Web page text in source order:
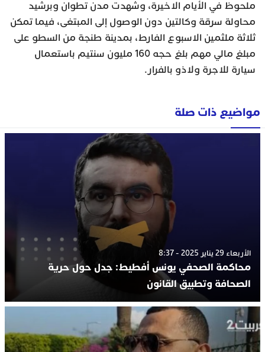
ملحوظ في الأيام الاخيرة، وشهدت مدن تطوان وبرشيد
محاولة سرقة وكالتين دون الوصول إلى المبتغى، فيما تمكن
ثلاثة ملثمين الاسبوع الفارط، بمدينة طنجة من السطو على
مبلغ مالي مهم بلغ حجه 160 مليون سنتيم باستعمال
سيارة للاجرة ولاذو بالفرار.
مواضيع ذات صلة
الأربعاء 29 يناير 2025 - 8:37
محاكمة الصحفي يونس أفطيط: جدل حول حرية
الصحافة وتطبيق القانون